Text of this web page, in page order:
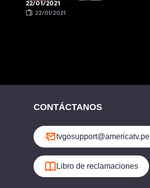
22/01/2021
22/01/2021
CONTÁCTANOS
tvgosupport@americatv.pe
Libro de reclamaciones